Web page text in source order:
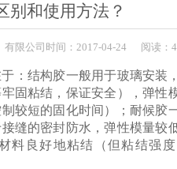
别和使用方法？
有限公司 时间： 2017-04-24 阅读：
：结构胶一般用于玻璃安装
固粘结，保证安全），弹性
较短的固化时间）；耐候胶
缝的密封防水，弹性模量较
料良好地粘结（但粘结强